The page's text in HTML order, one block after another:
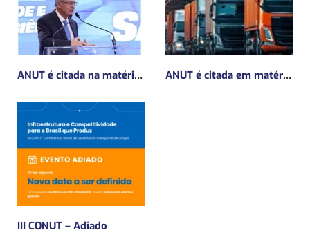
ANUT é citada na matéria da Mundo Logística sobre MP do frete mínimo” ANUT é citada em matéria da Mundo Logística sobre a MP do Frete
III CONUT – Adiado